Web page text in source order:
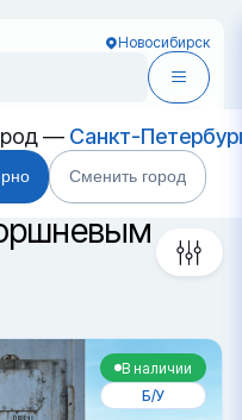
Новосибирск
— Санкт-
Сменить город
В наличии
Б/У